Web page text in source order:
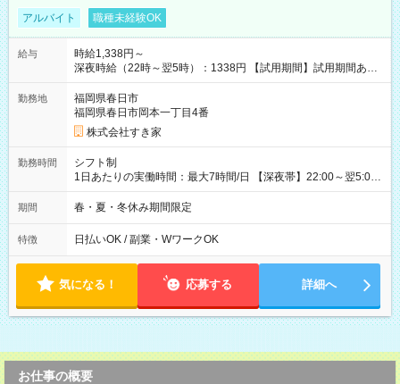
アルバイト 職種未経験OK
給与
時給1,338円～
深夜時給（22時～翌5時）：1338円 【試用期間】試用期間あり
試用期間の長さ：1ヶ月 雇用形態、給与は本採用時と同じです。
試用期間の実態は30日（※条件変更なし）ですが、切り上げで
一ヶ月とさせていただきます。 研修制度あり：15時間(研修中も
同時給）
勤務地
福岡県春日市
福岡県春日市岡本一丁目4番
株式会社すき家
勤務時間
シフト制
1日あたりの実働時間：最大7時間/日 【深夜帯】22:00～翌5:00
週2日～・1日2h～OK◎ ※22:00から翌5:00までは18歳以上の方
のみ勤務可能です（18歳未満の深夜業務禁止のため） ★深夜で
す。 必ず、2名以上での勤務を行いますので、安心して働けま
す。
期間 春・夏・冬休み期間限定
特徴 日払いOK / 副業・WワークOK
気になる！ 応募する 詳細へ
お仕事の概要